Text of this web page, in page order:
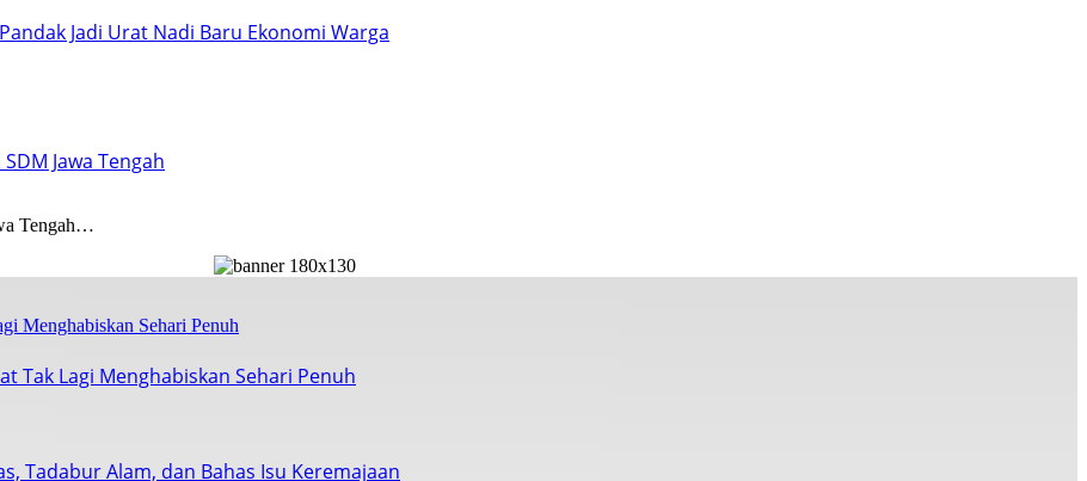
Jadi Urat Nadi Baru Ekonomi Warga
Jawa Tengah
Tengah…
Tak Lagi Menghabiskan Sehari Penuh
Tadabur Alam, dan Bahas Isu Keremajaan